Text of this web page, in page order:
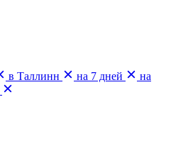
в Таллинн на 7 дней
на